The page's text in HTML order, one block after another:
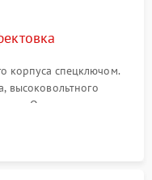
корпуса спецключом.
высоковольтного
Осмотр контактов
уплотнительных